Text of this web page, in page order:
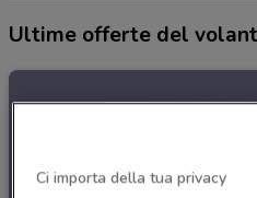
Ultime offerte del
Ci importa della tua privacy